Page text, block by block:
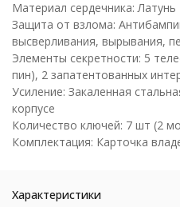
Материал сердечника: Латунь
Защита от взлома:
высверливания, вырывания,
Элементы секретности: 5
пин), 2 запатентованных
Усиление: Закаленная
корпусе
Количество ключей: 7 шт (2
Комплектация: Карточка
Характеристики